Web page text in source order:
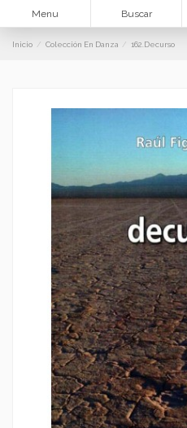
Menu Buscar
Inicio Colección En Danza 162.Decurso